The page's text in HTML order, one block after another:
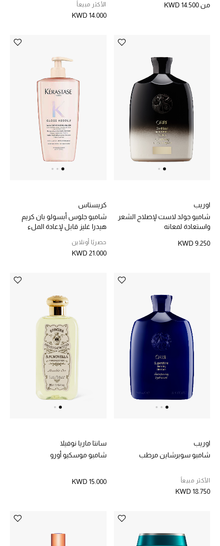
المستلزمات المنزلية
هدايا حسب السعر
هدايا للجميع
تسوقوا الهدايا
المصممون أ-ي
مصممون جدد
مستلزمات المنزل
تعكس توتيمي فن الأناقة السهلة بقطع أساسية راقية
مصممة لتدوم وتتجاوز صيحات الموسم
تسوقوا توتيمي
منKWD 14.500 الأكثر مبيعاً
KWD 14.000
اوريب
شامبو جولد لاست لإصلاح الشعر
واستعادة لمعانه
KWD 9.250
كريستاس
شامبو جلوس أبسولو بان كريم
هيدرا غليز قابل لإعادة الملء
حصريًا أونلاين
KWD 21.000
اوريب
شامبو سوبرشاين مرطب
الأكثر مبيعاً
KWD 18.750
سانتا ماريا نوفيلا
شامبو موسكيو أورو
KWD 15.000